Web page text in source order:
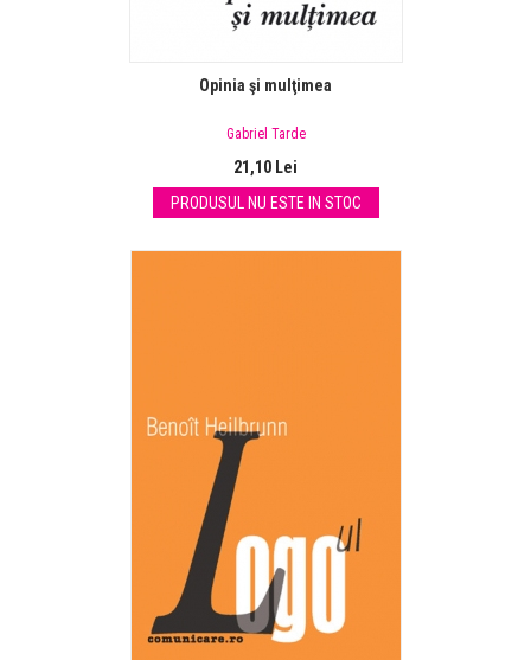
Opinia şi mulţimea
Gabriel Tarde
21,10 Lei
PRODUSUL NU ESTE IN STOC